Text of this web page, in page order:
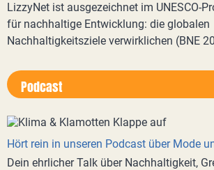
LizzyNet ist ausgezeichnet im UNESCO-
für nachhaltige Entwicklung: die globalen
Nachhaltigkeitsziele verwirklichen (BNE
Podcast
Hört rein in unseren Podcast über Mode
Dein ehrlicher Talk über Nachhaltigkeit,